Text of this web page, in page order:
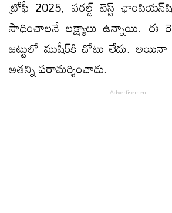
ట్రోఫీ 2025, వరల్డ్‌ టెస్ట్‌
సాధించాలనే లక్ష్యాలు ఉన్నాయి. ఈ
జట్టులో ముషీర్‌కి చోటు లేదు.
అతన్ని పరామర్శించాడు.